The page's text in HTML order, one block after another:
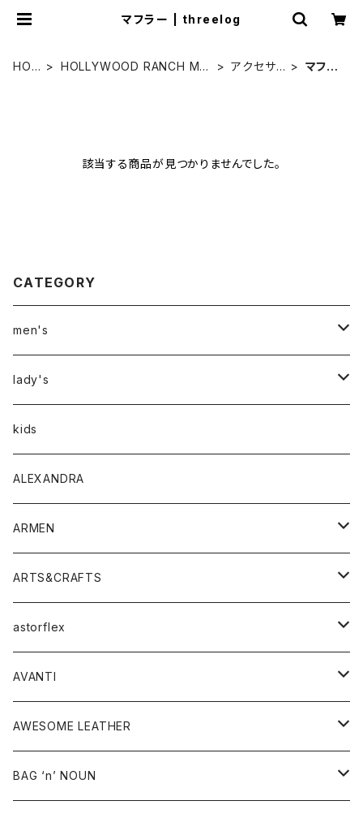
マフラー | threelog
HOM
HOLLYWOOD RANCH MA
アクセサリ
マフラ
該当する商品が見つかりませんでした。
CATEGORY
men's
アウター
トップス
Tシャツ
シャツ
ボトムス
lady's
アウター
トップス
Tシャツ・カットソー
シャツ・ブラウス
ボトムス
パンツ
スカート
ワンピース・オールインワン
バッグ
シューズ
アクセサリー
その他雑貨
kids
ALEXANDRA
ARMEN
アウター
コート
ジャケット
トップス
ベスト
シャツ
ワンピース
ボトム
スカート
グッズ
ARTS&CRAFTS
アクセサリー
ウォレット
バッグ
astorflex
グッズ
靴
AVANTI
シャツ
AWESOME LEATHER
アウター
BAG ‘n’ NOUN